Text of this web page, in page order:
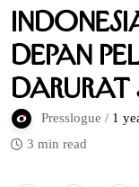
Depan
Darurat
Presslogue / 1
3 min read